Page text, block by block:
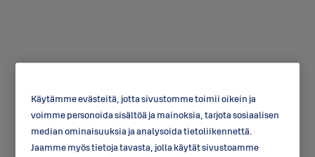
Länsi-Suomi
Käytämme evästeitä, jotta sivustomme toimii oikein ja
voimme personoida sisältöä ja mainoksia, tarjota sosiaalisen
median ominaisuuksia ja analysoida tietoliikennettä.
Jaamme myös tietoja tavasta, jolla käytät sivustoamme